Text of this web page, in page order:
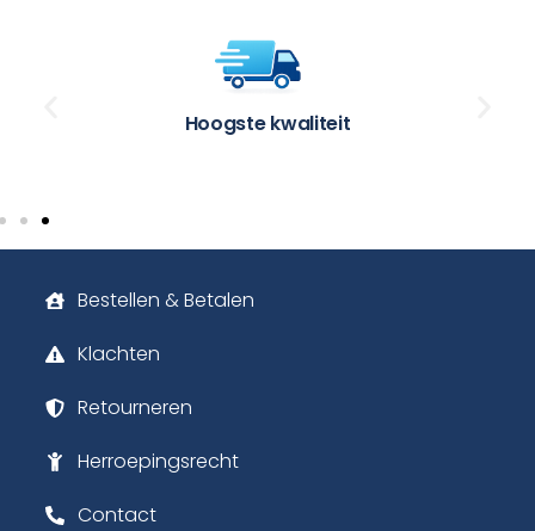
Hoogste kwaliteit
Bestellen & Betalen
Klachten
Retourneren
Herroepingsrecht
Contact